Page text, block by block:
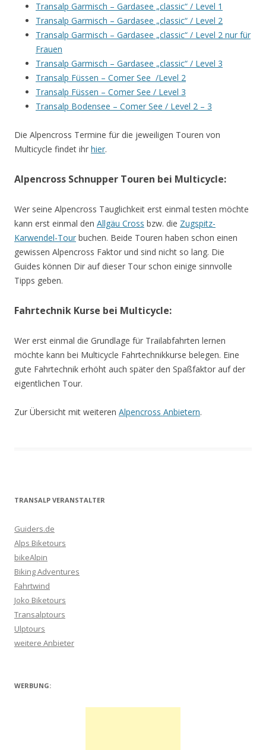
Transalp Garmisch – Gardasee „classic“ / Level 1
Transalp Garmisch – Gardasee „classic“ / Level 2
Transalp Garmisch – Gardasee „classic“ / Level 2 nur für
Frauen
Transalp Garmisch – Gardasee „classic“ / Level 3
Transalp Füssen – Comer See /Level 2
Transalp Füssen – Comer See / Level 3
Transalp Bodensee – Comer See / Level 2 – 3
Die Alpencross Termine für die jeweiligen Touren von
Multicycle findet ihr hier.
Alpencross Schnupper Touren bei Multicycle:
Wer seine Alpencross Tauglichkeit erst einmal testen möchte
kann erst einmal den Allgäu Cross bzw. die Zugspitz-
Karwendel-Tour buchen. Beide Touren haben schon einen
gewissen Alpencross Faktor und sind nicht so lang. Die
Guides können Dir auf dieser Tour schon einige sinnvolle
Tipps geben.
Fahrtechnik Kurse bei Multicycle:
Wer erst einmal die Grundlage für Trailabfahrten lernen
möchte kann bei Multicycle Fahrtechnikkurse belegen. Eine
gute Fahrtechnik erhöht auch später den Spaßfaktor auf der
eigentlichen Tour.
Zur Übersicht mit weiteren Alpencross Anbietern.
TRANSALP VERANSTALTER
Guiders.de
Alps Biketours
bikeAlpin
Biking Adventures
Fahrtwind
Joko Biketours
Transalptours
Ulptours
weitere Anbieter
WERBUNG: